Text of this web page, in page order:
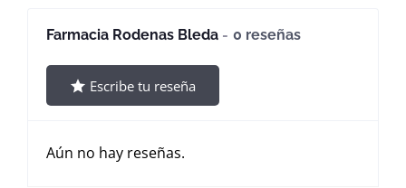
Farmacia Rodenas Bleda 0 reseñas
Escribe tu reseña
Aún no hay reseñas.